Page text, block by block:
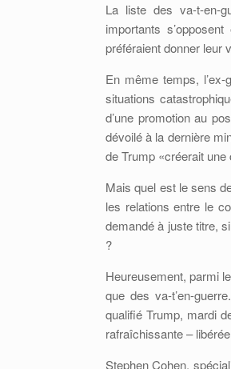
La liste des va-t-en-
importants
préféraient donner leur
En même temps,
situations
d’une promotion au
dévoilé à la dernière
de Trump «créerait
Mais quel est le sens
les relations entre le
demandé à juste titre,
?
Heureusement, parmi
que des va-t’en-
qualifié Trump, mardi
rafraîchissante –
Stephen Cohen,